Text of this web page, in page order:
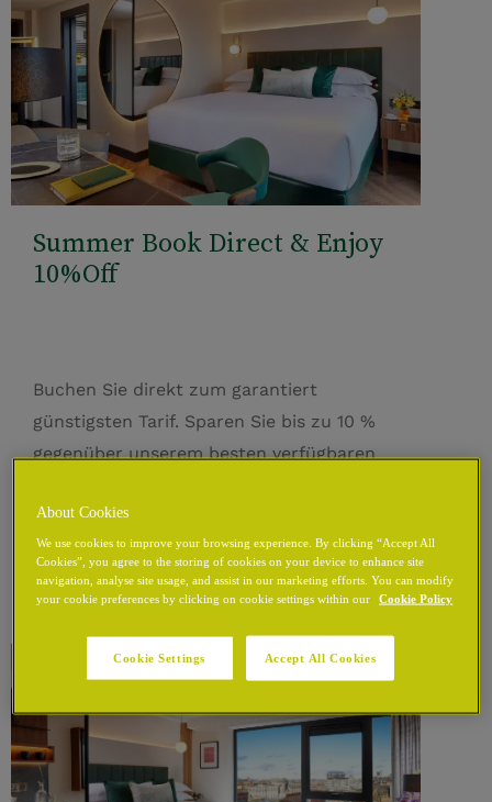
Summer Book Direct & Enjoy
10%Off
Buchen Sie direkt zum garantiert
günstigsten Tarif. Sparen Sie bis zu 10 %
gegenüber unserem besten verfügbaren
Details anzeigen
About Cookies
We use cookies to improve your browsing experience. By clicking “Accept All
Cookies”, you agree to the storing of cookies on your device to enhance site
navigation, analyse site usage, and assist in our marketing efforts. You can modify
your cookie preferences by clicking on cookie settings within our
Cookie Policy
Cookie Settings Accept All Cookies